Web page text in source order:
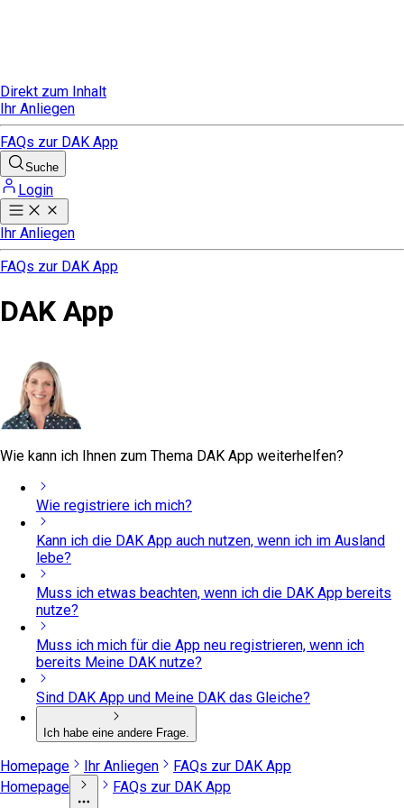
Direkt zum Inhalt
Ihr Anliegen
FAQs zur DAK App
Suche
Login
Ihr Anliegen
FAQs zur DAK App
DAK App
Wie kann ich Ihnen zum Thema DAK App weiterhelfen?
Wie registriere ich mich?
Kann ich die DAK App auch nutzen, wenn ich im Ausland
lebe?
Muss ich etwas beachten, wenn ich die DAK App bereits
nutze?
Muss ich mich für die App neu registrieren, wenn ich
bereits Meine DAK nutze?
Sind DAK App und Meine DAK das Gleiche?
Ich habe eine andere Frage.
Homepage Ihr Anliegen
FAQs zur DAK App
Homepage
FAQs zur DAK App